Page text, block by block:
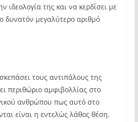
ιδεολογία της και να κερδίσει με
δυνατόν μεγαλύτερο αριθμό
τους αντιπάλους της
περιθώριο αμφιβολλίας στο
ανθρώπου πως αυτό στο
είναι η εντελώς λάθος θέση.